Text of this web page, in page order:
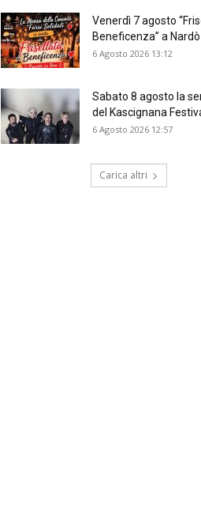
Venerdì 7 agosto
Beneficenza” a Nardò
6 Agosto 2026 13:12
Sabato 8 agosto la
del Kascignana
6 Agosto 2026 12:57
Carica altri